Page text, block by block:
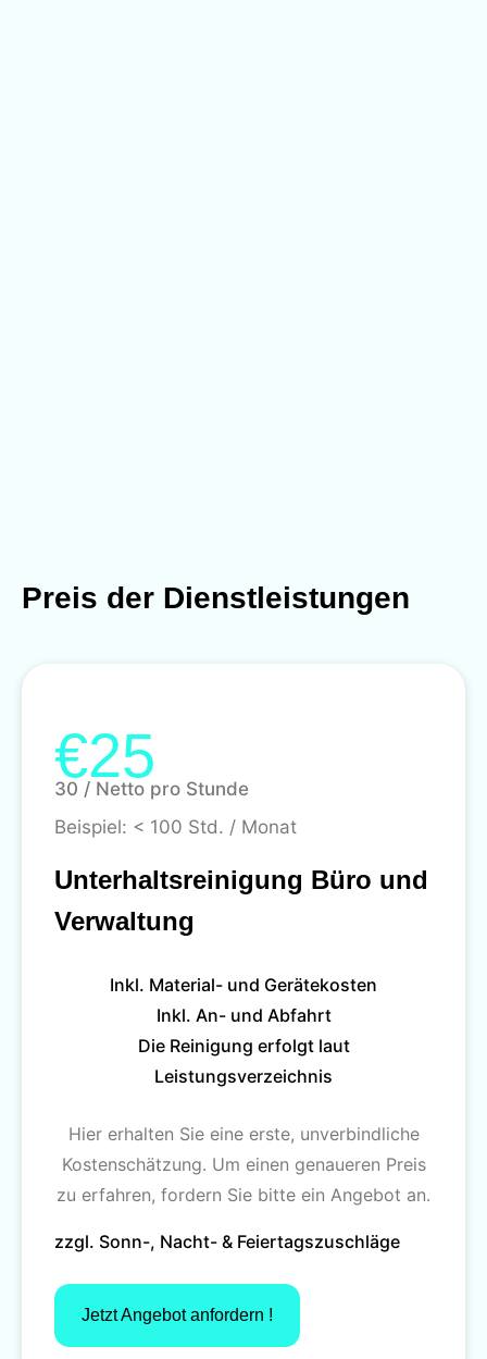
Preis der Dienstleistungen
€25
30 / Netto pro Stunde
Beispiel: < 100 Std. / Monat
Unterhaltsreinigung Büro und
Verwaltung
Inkl. Material- und Gerätekosten
Inkl. An- und Abfahrt
Die Reinigung erfolgt laut
Leistungsverzeichnis
Hier erhalten Sie eine erste, unverbindliche
Kostenschätzung. Um einen genaueren Preis
zu erfahren, fordern Sie bitte ein Angebot an.
zzgl. Sonn-, Nacht- & Feiertagszuschläge
Jetzt Angebot anfordern !